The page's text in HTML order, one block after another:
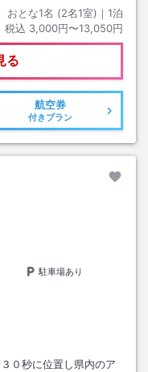
おとな1名 (2名1室)｜ 1泊
税込 3,000円〜13,050円
る
航空券
付きプラン
駐車場あり
０秒に位置し県内のア